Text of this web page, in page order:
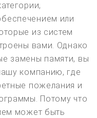
или
из систем
вами. Однако
замены памяти, вы
компанию, где
пожелания и
Потому что
может быть